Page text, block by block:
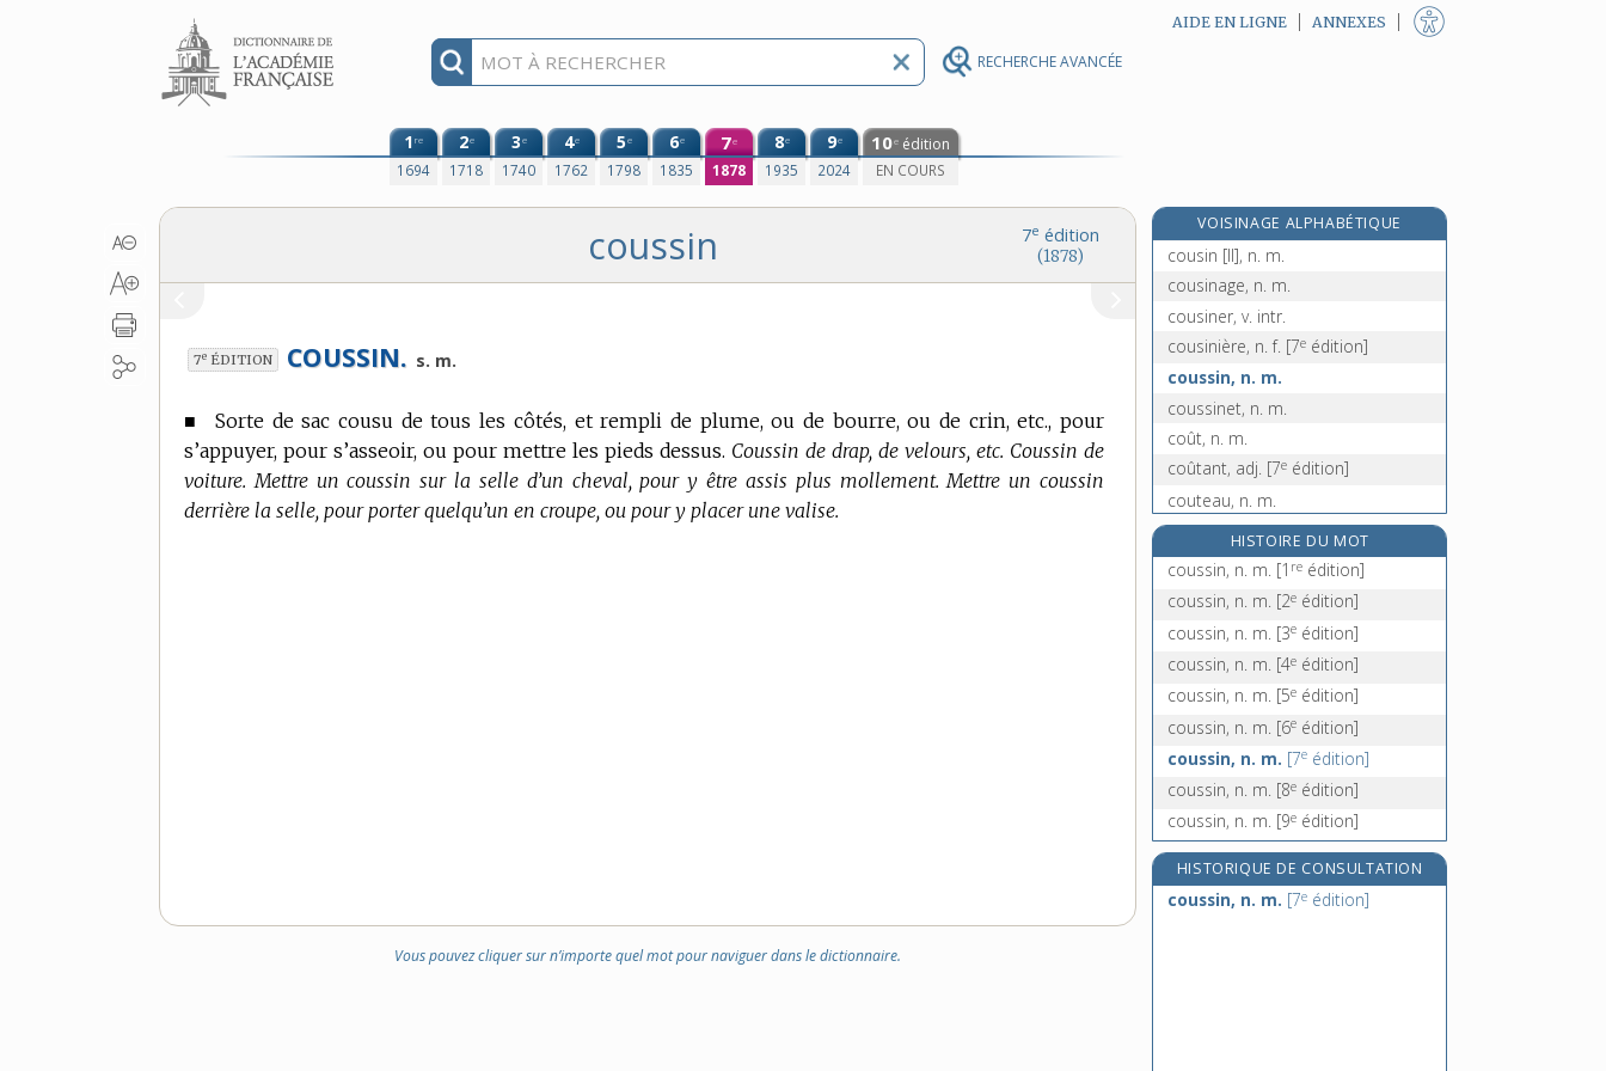
RECHERCHE AVANCÉE
Aller au contenu AIDE EN LIGNE ANNEXES
1re
1694
2e
1718
3e
1740
4e
1762
5e
1798
6e
1835
7e
1878
8e
1935
9e
2024
10e édition
EN COURS
7e édition
(1878)
coussin
7e ÉDITION COUSSIN. s. m.
■Sorte de sac cousu de tous les côtés, et rempli de plume, ou de bourre, ou de crin, etc., pour
s’appuyer, pour s’asseoir, ou pour mettre les pieds dessus. Coussin de drap, de velours, etc. Coussin de
voiture. Mettre un coussin sur la selle d’un cheval, pour y être assis plus mollement. Mettre un coussin
derrière la selle, pour porter quelqu’un en croupe, ou pour y placer une valise.
Vous pouvez cliquer sur n’importe quel mot pour naviguer dans le dictionnaire.
VOISINAGE ALPHABÉTIQUE
cousin, -ine [I], n.
cousin [II], n. m.
cousinage, n. m.
cousiner, v. intr.
cousinière, n. f. [7e édition]
coussin, n. m.
coussinet, n. m.
coût, n. m.
coûtant, adj. [7e édition]
couteau, n. m.
couteau-poignard, n. m.
couteau-scie, n. m.
coutelas, n. m.
coutelier, -ière, n.
HISTOIRE DU MOT
coussin, n. m. [1 re édition]
coussin, n. m. [2e édition]
coussin, n. m. [3e édition]
coussin, n. m. [4e édition]
coussin, n. m. [5e édition]
coussin, n. m. [6e édition]
coussin, n. m. [7e édition]
coussin, n. m. [8e édition]
coussin, n. m. [9e édition]
HISTORIQUE DE CONSULTATION
coussin, n. m. [7e édition]